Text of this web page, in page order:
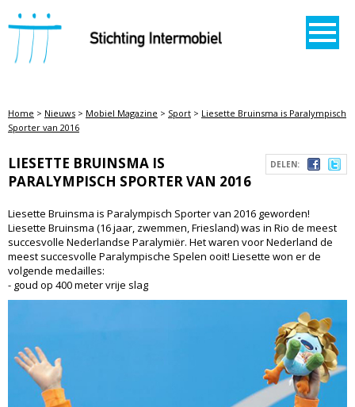
STICHTING INTERMOBIEL
Home > Nieuws > Mobiel Magazine > Sport > Liesette Bruinsma is Paralympisch
Sporter van 2016
DELEN:
LIESETTE BRUINSMA IS
PARALYMPISCH SPORTER VAN 2016
Liesette Bruinsma is Paralympisch Sporter van 2016 geworden!
Liesette Bruinsma (16 jaar, zwemmen, Friesland) was in Rio de meest
succesvolle Nederlandse Paralymiër. Het waren voor Nederland de
meest succesvolle Paralympische Spelen ooit! Liesette won er de
volgende medailles:
- goud op 400 meter vrije slag